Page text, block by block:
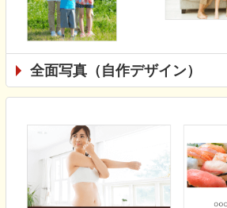
全面写真（自作デザイン）